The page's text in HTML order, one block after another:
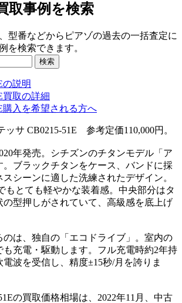
取事例を検索
型番などからピアゾの過去の一括査定に
を検索できます。
検索
の説明
買取の詳細
購入を希望される方へ
ッサ CB0215-51E 参考定価110,000円。
年発売。シチズンのチタンモデル「ア
。ブラックチタンをケース、バンドに採
スシーンに適した洗練されたデザイン。
もとても軽やかな装着感。中央部分はタ
の型押しがされていて、高級感を底上げ
のは、独自の「エコドライブ」。室内の
も充電・駆動します。フル充電時約2年持
波を受信し、精度±15秒/月を誇りま
の買取価格相場は、2022年11月、中古